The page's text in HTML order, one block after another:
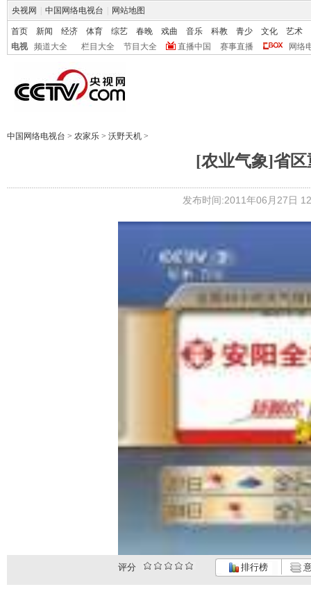
央视网 中国网络电视台 网站地图
首页 新闻 经济 体育 综艺 春晚 戏曲 音乐 科教 青少 文化
艺术
电视
频道大全 栏目大全 节目大全 直播中国 赛事直播 网络
中国网络电视台 > 农家乐 > 沃野天机 >
[农业气象]省区
发布时间:2011年06月27日
评分 排行榜